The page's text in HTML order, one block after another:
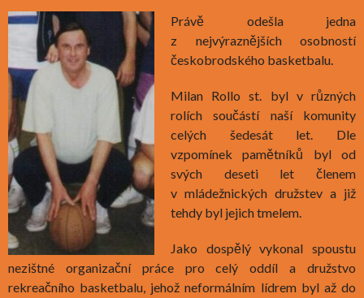
Právě odešla jedna
z nejvýraznějších osobností
českobrodského basketbalu.
Milan Rollo st. byl v různých
rolích součástí naší komunity
celých šedesát let. Dle
vzpomínek pamětníků byl od
svých deseti let členem
v mládežnických družstev a již
tehdy byl jejich tmelem.
Jako dospělý vykonal spoustu
nezištné organizační práce pro celý oddíl a družstvo
rekreačního basketbalu, jehož neformálním lídrem byl až do